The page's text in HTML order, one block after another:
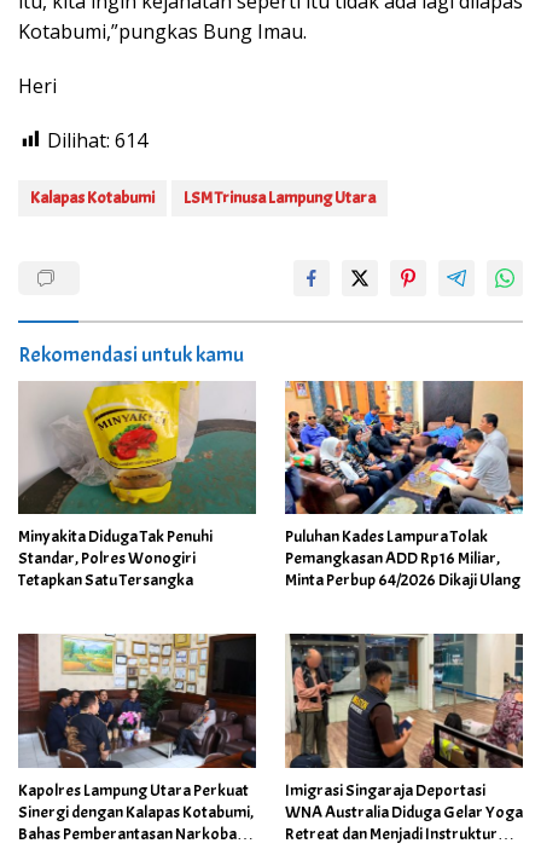
Kotabumi,”pungkas Bung Imau.
Heri
Dilihat: 614
Kalapas Kotabumi LSM Trinusa Lampung Utara
Rekomendasi untuk kamu
Minyakita Diduga Tak Penuhi
Standar, Polres Wonogiri
Tetapkan Satu Tersangka
Puluhan Kades Lampura Tolak
Pemangkasan ADD Rp16 Miliar,
Minta Perbup 64/2026 Dikaji Ulang
Kapolres Lampung Utara Perkuat
Sinergi dengan Kalapas Kotabumi,
Bahas Pemberantasan Narkoba
Imigrasi Singaraja Deportasi
WNA Australia Diduga Gelar Yoga
Retreat dan Menjadi Instruktur